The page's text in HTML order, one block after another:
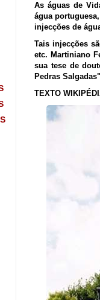
As águas de
água
injecções de
Tais injecções
etc. Martiniano
sua tese de
Pedras
TEXTO